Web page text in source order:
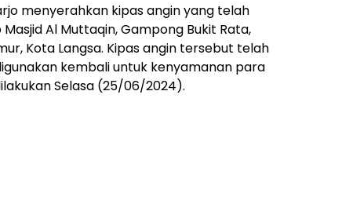
menyerahkan kipas angin yang telah
Al Muttaqin, Gampong Bukit Rata,
Kota Langsa. Kipas angin tersebut telah
kembali untuk kenyamanan para
Selasa (25/06/2024).